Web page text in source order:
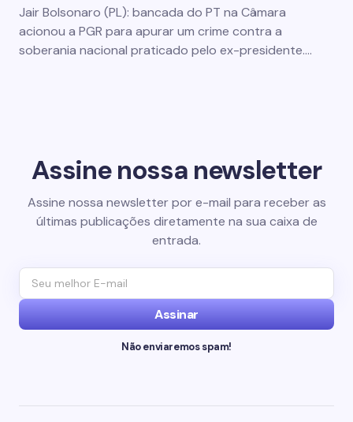
Jair Bolsonaro (PL): bancada do PT na Câmara
acionou a PGR para apurar um crime contra a
soberania nacional praticado pelo ex-presidente.…
Assine nossa newsletter
Assine nossa newsletter por e-mail para receber as
últimas publicações diretamente na sua caixa de
entrada.
Assinar
Não enviaremos spam!